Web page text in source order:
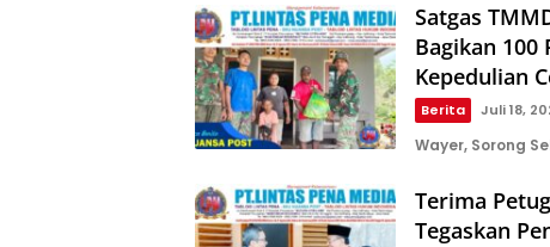
Satgas
Bagikan 100
Kepedulian
Berita Juli 18,
Wayer, Sorong
Terima
Tegaskan